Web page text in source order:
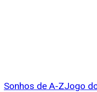
Sonhos de A-ZJogo